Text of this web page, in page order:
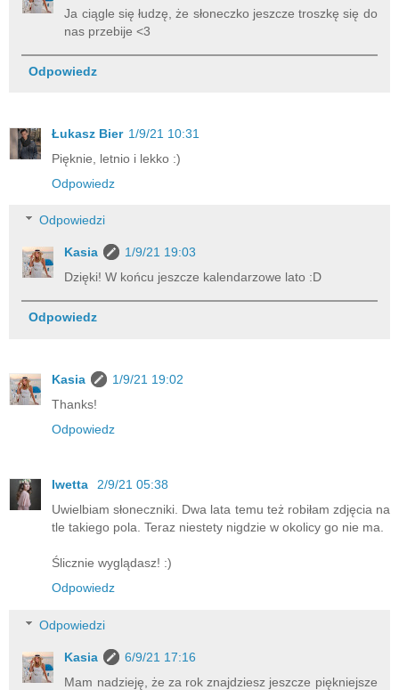
Ja ciągle się łudzę, że słoneczko jeszcze troszkę się do
nas przebije <3
Odpowiedz
Łukasz Bier 1/9/21 10:31
Pięknie, letnio i lekko :)
Odpowiedz
Odpowiedzi
Kasia
1/9/21 19:03
Dzięki! W końcu jeszcze kalendarzowe lato :D
Odpowiedz
Kasia
1/9/21 19:02
Thanks!
Odpowiedz
Iwetta
2/9/21 05:38
Uwielbiam słoneczniki. Dwa lata temu też robiłam zdjęcia na
tle takiego pola. Teraz niestety nigdzie w okolicy go nie ma.
Ślicznie wyglądasz! :)
Odpowiedz
Odpowiedzi
Kasia
6/9/21 17:16
Mam nadzieję, że za rok znajdziesz jeszcze piękniejsze